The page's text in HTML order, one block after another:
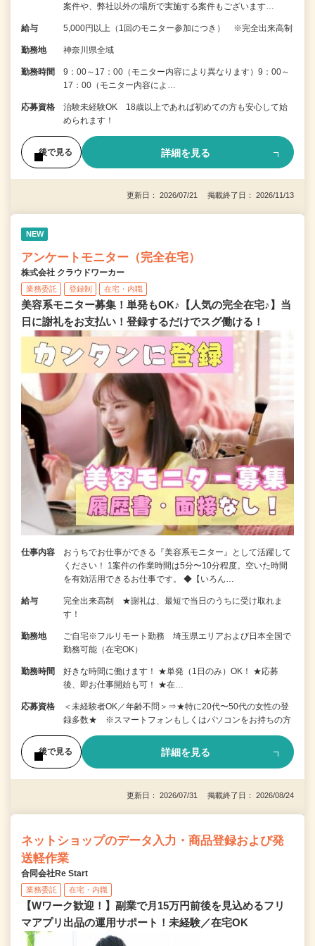
案件や、弊社以外の場所で実施する案件もございます…
給与 5,000円以上（1回のモニター参加につき） ※完全出来高制
勤務地 神奈川県全域
勤務時間
9：00～17：00（モニター内容により異なります）9：00～
17：00（モニター内容によ…
応募資格
治験未経験OK 18歳以上であれば初めての方も安心して始
められます！
後で見る 詳細を見る
更新日： 2026/07/21 掲載終了日： 2026/11/13
NEW
アンケートモニター（完全在宅）
株式会社 クラウドワーカー
業務委託 登録制 在宅・内職
美容系モニター募集！単発もOK♪【人気の完全在宅♪】当
日に謝礼をお支払い！登録するだけでスグ働ける！
仕事内容
おうちでお仕事ができる『美容系モニター』として活躍して
ください！ 1案件の作業時間は5分〜10分程度。空いた時間
を有効活用できるお仕事です。 ◆【いろん…
給与
完全出来高制 ★謝礼は、最短で当日のうちに受け取れま
す！
勤務地
ご自宅※フルリモート勤務 埼玉県エリアおよび日本全国で
勤務可能（在宅OK）
勤務時間
好きな時間に働けます！ ★単発（1日のみ）OK！ ★応募
後、即お仕事開始も可！ ★在…
応募資格
＜未経験者OK／年齢不問＞⇒★特に20代〜50代の女性の登
録多数★ ※スマートフォンもしくはパソコンをお持ちの方
後で見る 詳細を見る
更新日： 2026/07/31 掲載終了日： 2026/08/24
ネットショップのデータ入力・商品登録および発
送軽作業
合同会社Re Start
業務委託 在宅・内職
【Wワーク歓迎！】副業で月15万円前後を見込めるフリ
マアプリ出品の運用サポート！未経験／在宅OK